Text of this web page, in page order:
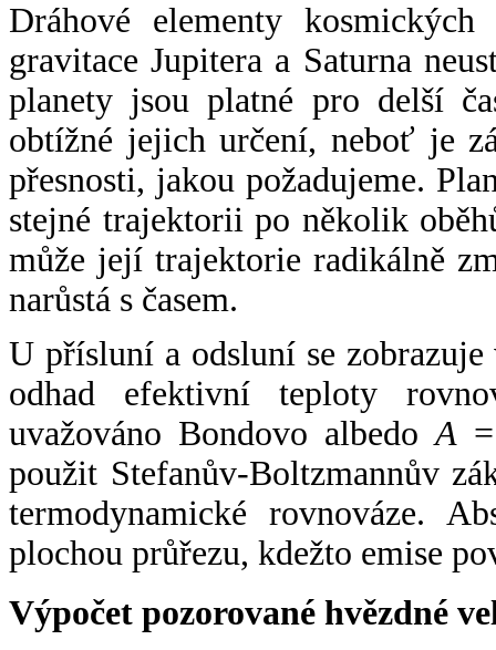
Dráhové elementy
gravitace Jupitera a Saturna
planety jsou platné pro delší
obtížné jejich určení, neboť je
přesnosti, jakou požadujeme.
stejné trajektorii po několik
může její trajektorie radikálně
narůstá s časem.
U přísluní a odsluní se
odhad efektivní teploty
uvažováno Bondovo albedoA
použit Stefanův-Boltzmannův
termodynamické rovnováze.
plochou průřezu, kdežto emise
Výpočet pozorované hvězdné